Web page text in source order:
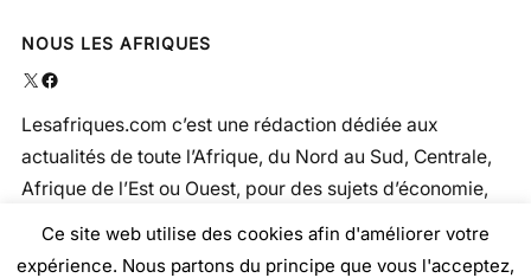
NOUS LES AFRIQUES
X Facebook
Lesafriques.com c’est une rédaction dédiée aux
actualités de toute l’Afrique, du Nord au Sud, Centrale,
Afrique de l’Est ou Ouest, pour des sujets d’économie,
politique, social, santé …
Ce site web utilise des cookies afin d'améliorer votre
expérience. Nous partons du principe que vous l'acceptez,